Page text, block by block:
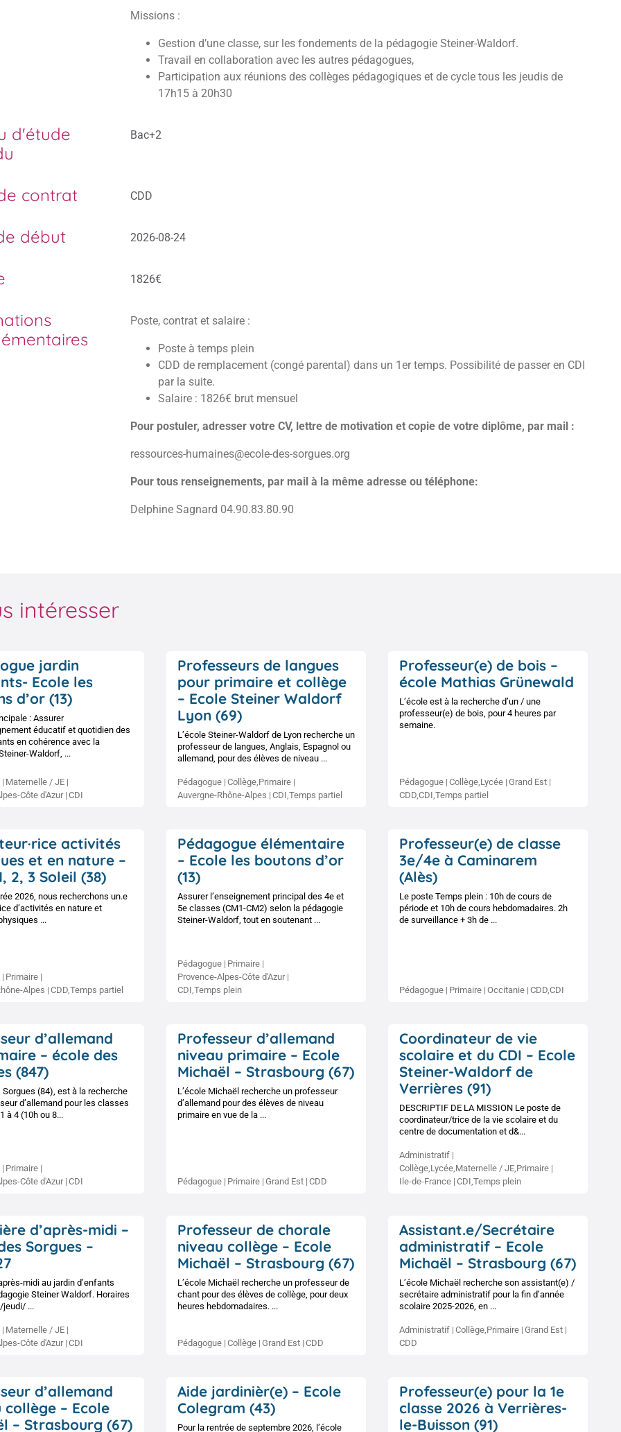
Missions :
Gestion d’une classe, sur les fondements de la pédagogie Steiner-Waldorf.
Travail en collaboration avec les autres pédagogues,
Participation aux réunions des collèges pédagogiques et de cycle tous les jeudis de
17h15 à 20h30
d'étude
Bac+2
contrat CDD
début 2026-08-24
1826€
Poste, contrat et salaire :
Poste à temps plein
CDD de remplacement (congé parental) dans un 1er temps. Possibilité de passer en CDI
par la suite.
Salaire : 1826€ brut mensuel
Pour postuler, adresser votre CV, lettre de motivation et copie de votre diplôme, par mail :
ressources-humaines@ecole-des-sorgues.org
Pour tous renseignements, par mail à la même adresse ou téléphone:
Delphine Sagnard 04.90.83.80.90
intéresser
jardin
Ecole les
d’or (13)
: Assurer
éducatif et quotidien des
en cohérence avec la
Waldorf, ...
Maternelle / JE
Côte d'Azur CDI
Professeurs de langues
pour primaire et collège
– Ecole Steiner Waldorf
Lyon (69)
L’école Steiner-Waldorf de Lyon recherche un
professeur de langues, Anglais, Espagnol ou
allemand, pour des élèves de niveau ...
Pédagogue Collège,Primaire
Auvergne-Rhône-Alpes CDI,Temps partiel
Professeur(e) de bois –
école Mathias Grünewald
L’école est à la recherche d’un / une
professeur(e) de bois, pour 4 heures par
semaine.
Pédagogue Collège,Lycée Grand Est
CDD,CDI,Temps partiel
activités
et en nature –
2, 3 Soleil (38)
2026, nous recherchons un.e
d’activités en nature et
...
Primaire
Alpes CDD,Temps partiel
Pédagogue élémentaire
– Ecole les boutons d’or
(13)
Assurer l’enseignement principal des 4e et
5e classes (CM1-CM2) selon la pédagogie
Steiner-Waldorf, tout en soutenant ...
Pédagogue Primaire
Provence-Alpes-Côte d'Azur
CDI,Temps plein
Professeur(e) de classe
3e/4e à Caminarem
(Alès)
Le poste Temps plein : 10h de cours de
période et 10h de cours hebdomadaires. 2h
de surveillance + 3h de ...
Pédagogue Primaire Occitanie CDD,CDI
d’allemand
– école des
(847)
Sorgues (84), est à la recherche
d’allemand pour les classes
à 4 (10h ou 8...
Primaire
Côte d'Azur CDI
Professeur d’allemand
niveau primaire – Ecole
Michaël – Strasbourg (67)
L’école Michaël recherche un professeur
d’allemand pour des élèves de niveau
primaire en vue de la ...
Pédagogue Primaire Grand Est CDD
Coordinateur de vie
scolaire et du CDI – Ecole
Steiner-Waldorf de
Verrières (91)
DESCRIPTIF DE LA MISSION Le poste de
coordinateur/trice de la vie scolaire et du
centre de documentation et d&...
Administratif
Collège,Lycée,Maternelle / JE,Primaire
Ile-de-France CDI,Temps plein
d’après-midi –
Sorgues –
midi au jardin d’enfants
Steiner Waldorf. Horaires
jeudi/ ...
Maternelle / JE
Côte d'Azur CDI
Professeur de chorale
niveau collège – Ecole
Michaël – Strasbourg (67)
L’école Michaël recherche un professeur de
chant pour des élèves de collège, pour deux
heures hebdomadaires. ...
Pédagogue Collège Grand Est CDD
Assistant.e/Secrétaire
administratif – Ecole
Michaël – Strasbourg (67)
L’école Michaël recherche son assistant(e) /
secrétaire administratif pour la fin d’année
scolaire 2025-2026, en ...
Administratif Collège,Primaire Grand Est
CDD
d’allemand
collège – Ecole
– Strasbourg (67)
Aide jardinièr(e) – Ecole
Colegram (43)
Pour la rentrée de septembre 2026, l’école
Professeur(e) pour la 1e
classe 2026 à Verrières-
le-Buisson (91)